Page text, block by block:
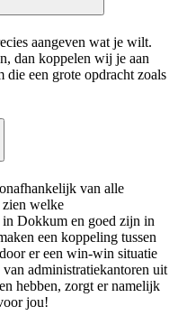
aangeven wat je wilt.
dan koppelen wij je aan
een grote opdracht zoals
van alle
welke
Dokkum en goed zijn in
een koppeling tussen
er een win-win situatie
administratiekantoren uit
hebben, zorgt er namelijk
jou!